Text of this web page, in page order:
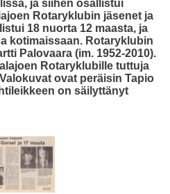
ja siihen osallistui
Rotaryklubin jäsenet ja
18 nuorta 12 maasta, ja
kotimaissaan. Rotaryklubin
Palovaara (im. 1952-2010).
Rotaryklubille tuttuja
ovat peräisin Tapio
on säilyttänyt